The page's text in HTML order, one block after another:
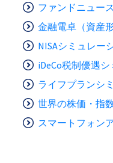
ファンドニュース
金融電卓（資産
NISAシミュレー
iDeCo税制優遇
ライフプランシ
世界の株価・指
スマートフォン